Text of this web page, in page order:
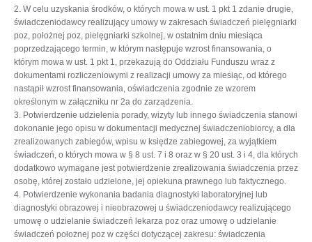
2. W celu uzyskania środków, o których mowa w ust. 1 pkt 1 zdanie drugie,
świadczeniodawcy realizujący umowy w zakresach świadczeń pielęgniarki
poz, położnej poz, pielęgniarki szkolnej, w ostatnim dniu miesiąca
poprzedzającego termin, w którym następuje wzrost finansowania, o
którym mowa w ust. 1 pkt 1, przekazują do Oddziału Funduszu wraz z
dokumentami rozliczeniowymi z realizacji umowy za miesiąc, od którego
nastąpił wzrost finansowania, oświadczenia zgodnie ze wzorem
określonym w załączniku nr 2a do zarządzenia.
3. Potwierdzenie udzielenia porady, wizyty lub innego świadczenia stanowi
dokonanie jego opisu w dokumentacji medycznej świadczeniobiorcy, a dla
zrealizowanych zabiegów, wpisu w księdze zabiegowej, za wyjątkiem
świadczeń, o których mowa w § 8 ust. 7 i 8 oraz w § 20 ust. 3 i 4, dla których
dodatkowo wymagane jest potwierdzenie zrealizowania świadczenia przez
osobę, której zostało udzielone, jej opiekuna prawnego lub faktycznego.
4. Potwierdzenie wykonania badania diagnostyki laboratoryjnej lub
diagnostyki obrazowej i nieobrazowej u świadczeniodawcy realizującego
umowę o udzielanie świadczeń lekarza poz oraz umowę o udzielanie
świadczeń położnej poz w części dotyczącej zakresu: świadczenia